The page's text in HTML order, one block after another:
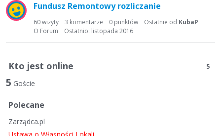
i
s
a
y
k
s
y
Fundusz Remontowy rozliczanie
60wizyty 3 komentarze 0 punktów Ostatnie od KubaP
Ostatnio: listopada 2016
O Forum
Kto jest online 5
5 Goście
Polecane
Zarządca.pl